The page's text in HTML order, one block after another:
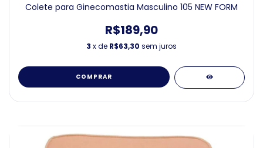
Colete para Ginecomastia Masculino 105 NEW FORM
R$189,90
3 x de R$63,30 sem juros
COMPRAR